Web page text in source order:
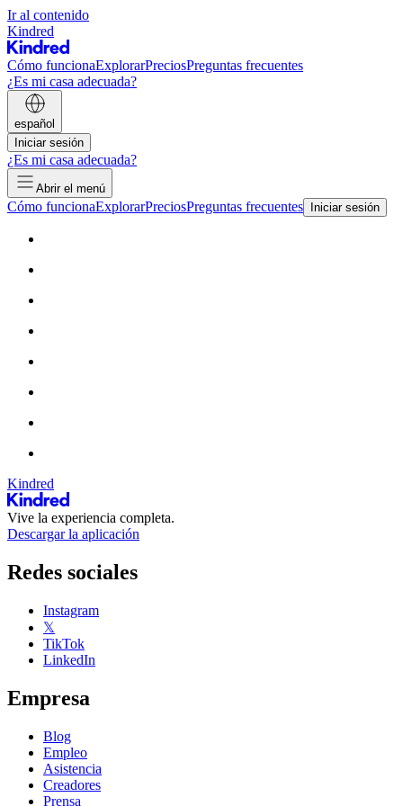
Ir al contenido
Kindred
Cómo funcionaExplorarPreciosPreguntas frecuentes
¿Es mi casa adecuada?
español
Iniciar sesión
¿Es mi casa adecuada?
Abrir el menú
Cómo funcionaExplorarPreciosPreguntas frecuentes Iniciar sesión
Kindred
Vive la experiencia completa.
Descargar la aplicación
Redes sociales
Instagram
𝕏
TikTok
LinkedIn
Empresa
Blog
Empleo
Asistencia
Creadores
Prensa